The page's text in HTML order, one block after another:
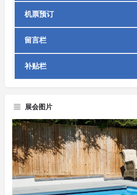
机票预订
留言栏
补贴栏
展会图片